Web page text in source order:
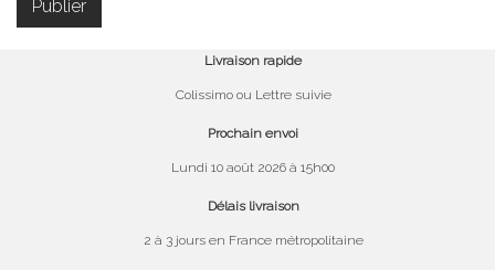
Livraison rapide
Colissimo ou Lettre suivie
Prochain envoi
Lundi 10 août 2026 à 15h00
Délais livraison
2 à 3 jours en France métropolitaine